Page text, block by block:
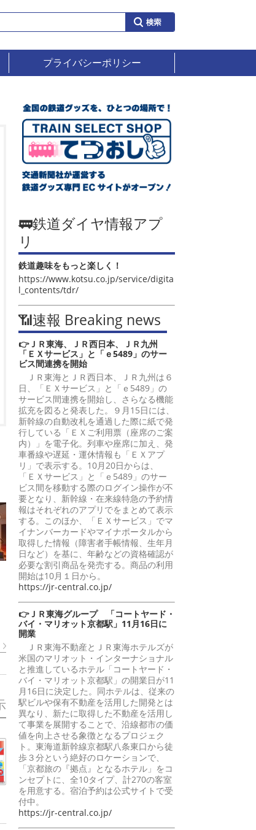
プライバシーポリシー
🚃鉄道ダイヤ情報アプ
リ
鉄道趣味をもっと楽しく！
https://www.kotsu.co.jp/service/digita
l_contents/tdr/
📶速報 Breaking news
👉ＪＲ東海、ＪＲ西日本、ＪＲ九州
「ＥＸサービス」と「ｅ5489」のサー
ビス間連携を開始
ＪＲ東海とＪＲ西日本、ＪＲ九州は６
日、「ＥＸサービス」と「ｅ5489」の
サービス間連携を開始し、さらなる機能
拡充を図ると発表した。９月15日には、
新幹線の自動改札を通過した際に紙で発
行している「ＥＸご利用票（座席のご案
内）」を電子化。列車や座席に加え、発
車番線や遅延・運休情報も「ＥＸアプ
リ」で表示する。10月20日からは、
「ＥＸサービス」と「ｅ5489」のサー
ビス間を移動する際のログイン操作が不
要となり、新幹線・在来線特急の予約情
報はそれぞれのアプリでをまとめて表示
する。このほか、「ＥＸサービス」でマ
イナンバーカードやマイナポータルから
取得した情報（障害者手帳情報、生年月
日など）を基に、年齢などの資格確認が
必要な割引商品を発売する。商品の利用
開始は10月１日から。
https://jr-central.co.jp/
👉ＪＲ東海グループ 「コートヤード・
バイ・マリオット京都駅」11月16日に
開業
ＪＲ東海不動産とＪＲ東海ホテルズが
米国のマリオット・インターナショナル
と推進しているホテル「コートヤード・
バイ・マリオット京都駅」の開業日が11
月16日に決定した。同ホテルは、従来の
駅ビルや保有不動産を活用した開発とは
異なり、新たに取得した不動産を活用し
て事業を展開することで、沿線都市の価
値を向上させる象徴となるプロジェク
ト。東海道新幹線京都駅八条東口から徒
歩３分という絶好のロケーションで、
「京都旅の『拠点』となるホテル」をコ
ンセプトに、全10タイプ、計270の客室
を用意する。宿泊予約は公式サイトで受
付中。
https://jr-central.co.jp/